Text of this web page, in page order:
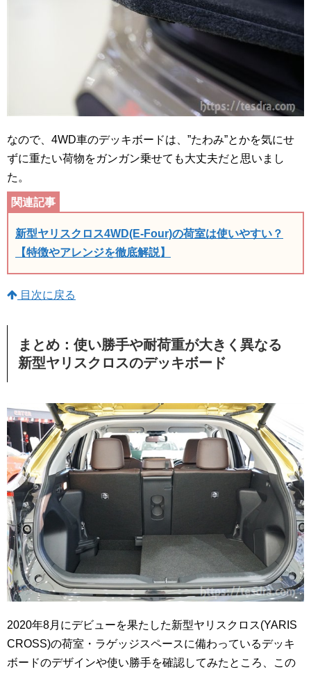
なので、4WD車のデッキボードは、”たわみ”とかを気にせ
ずに重たい荷物をガンガン乗せても大丈夫だと思いまし
た。
新型ヤリスクロス4WD(E-Four)の荷室は使いやすい？
【特徴やアレンジを徹底解説】
目次に戻る
まとめ：使い勝手や耐荷重が大きく異なる
新型ヤリスクロスのデッキボード
2020年8月にデビューを果たした新型ヤリスクロス(YARIS
CROSS)の荷室・ラゲッジスペースに備わっているデッキ
ボードのデザインや使い勝手を確認してみたところ、この